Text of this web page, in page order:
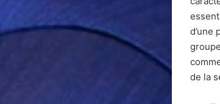
d’une
de la